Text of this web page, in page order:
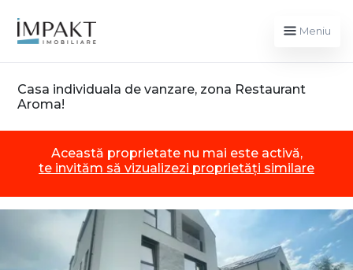
Meniu
Casa individuala de vanzare, zona Restaurant
Aroma!
Această proprietate nu mai este activă,
te invităm să vizualizezi proprietăți similare